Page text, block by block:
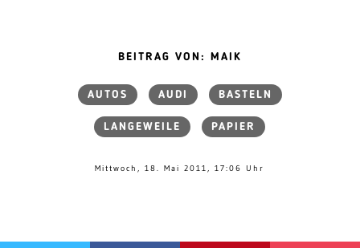
BEITRAG VON: MAIK
AUTOS AUDI BASTELN
LANGEWEILE PAPIER
Mittwoch, 18. Mai 2011, 17:06 Uhr